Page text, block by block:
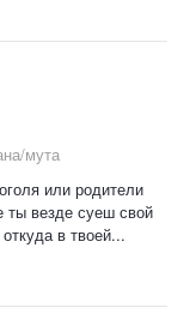
мута
или родители
ты везде суеш свой
в твоей...